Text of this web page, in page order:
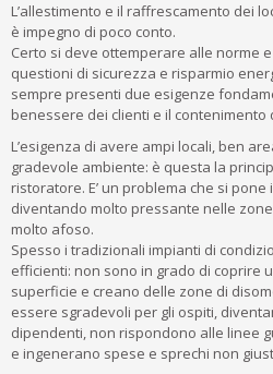
L’allestimento e il raffrescamento dei
è impegno di poco conto.
Certo si deve ottemperare alle norme
questioni di sicurezza e risparmio
sempre presenti due esigenze
benessere dei clienti e il contenimento
L’esigenza di avere ampi locali, ben
gradevole ambiente: è questa la
ristoratore. E’ un problema che si
diventando molto pressante nelle
molto afoso.
Spesso i tradizionali impianti di
efficienti: non sono in grado di coprire
superficie e creano delle zone di
essere sgradevoli per gli ospiti,
dipendenti, non rispondono alle linee
e ingenerano spese e sprechi non